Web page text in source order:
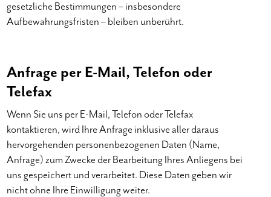
gesetzliche Bestimmungen – insbesondere
Aufbewahrungsfristen – bleiben unberührt.
Anfrage per E-Mail, Telefon oder
Telefax
Wenn Sie uns per E-Mail, Telefon oder Telefax
kontaktieren, wird Ihre Anfrage inklusive aller daraus
hervorgehenden personenbezogenen Daten (Name,
Anfrage) zum Zwecke der Bearbeitung Ihres Anliegens bei
uns gespeichert und verarbeitet. Diese Daten geben wir
nicht ohne Ihre Einwilligung weiter.